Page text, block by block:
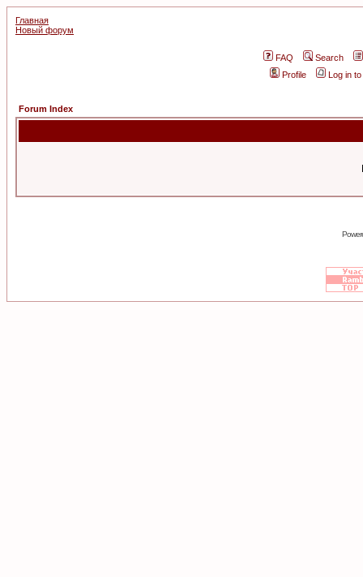
Главная
Новый форум
FAQ
Search
Profile
Log in
Forum Index